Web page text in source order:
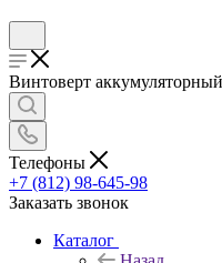
Винтоверт
Телефоны
+7 (812) 98-645-98
Заказать звонок
Каталог